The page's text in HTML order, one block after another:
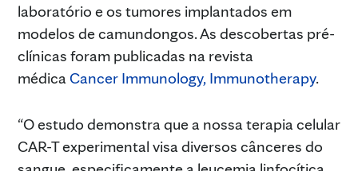
laboratório e os tumores implantados em
modelos de camundongos. As descobertas pré-
clínicas foram publicadas na revista
médica Cancer Immunology, Immunotherapy.
“O estudo demonstra que a nossa terapia celular
CAR-T experimental visa diversos cânceres do